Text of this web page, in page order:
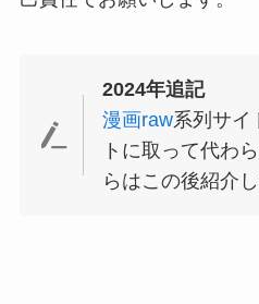
2024年追記
漫画raw系列サイ
トに取って代わ
らはこの後紹介